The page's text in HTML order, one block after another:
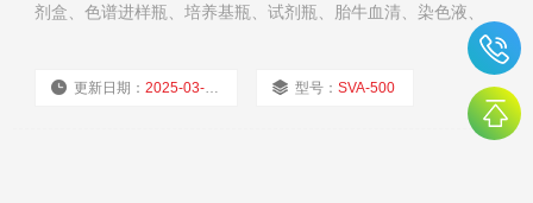
剂盒、色谱进样瓶、培养基瓶、试剂瓶、胎牛血清、染色液、
试剂瓶、QPCR试剂盒、生物试剂、抗体、琼脂糖、实验耗材
更新日期：2025-03-11 型号：SVA-500